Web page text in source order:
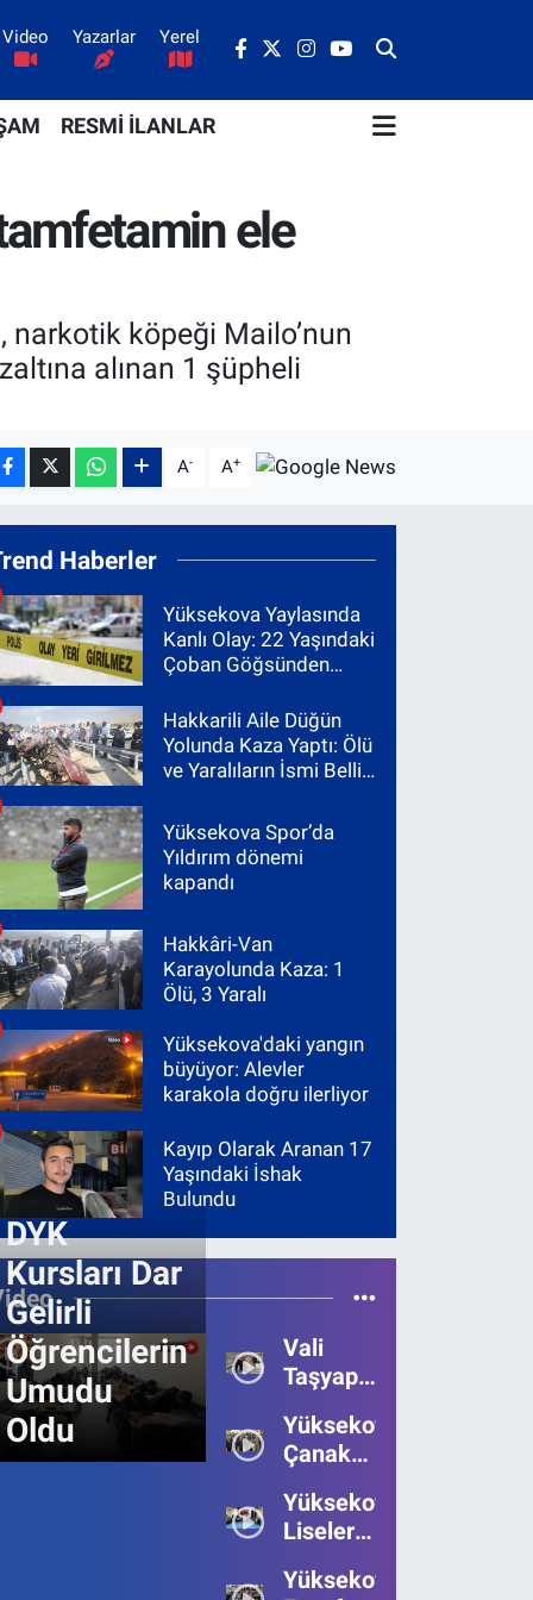
Video Yazarlar Yerel
RESMİ İLANLAR
ele
köpeği Mailo’nun
alınan 1 şüpheli
A- A+
Haberler
Yüksekova Yaylasında
Kanlı Olay: 22 Yaşındaki
Çoban Göğsünden
Hakkarili Aile Düğün
Yolunda Kaza Yaptı: Ölü
ve Yaralıların İsmi Belli
Yüksekova Spor’da
Yıldırım dönemi
kapandı
Hakkâri-Van
Karayolunda Kaza: 1
Ölü, 3 Yaralı
Yüksekova'daki yangın
büyüyor: Alevler
karakola doğru ilerliyor
Kayıp Olarak Aranan 17
Yaşındaki İshak
Bulundu
DYK
Kursları Dar
Gelirli
Öğrencilerin
Umudu
Oldu
Vali
Taşyapan,
Bölgesinde
İncelemelerde
Bulundu
Yüksekova’da
Çanakkale
111.Yılı
Kutlandı
Yüksekova’da
Liseler
Bilgi
Yüksekova